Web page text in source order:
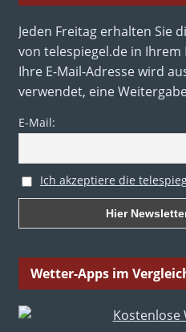
Jeden Freitag erhalten Sie
von telespiegel.de in Ihrem
Ihre E-Mail-Adresse wird
verwendet, eine
E-Mail:
Ich akzeptiere die
Wetter-Apps im